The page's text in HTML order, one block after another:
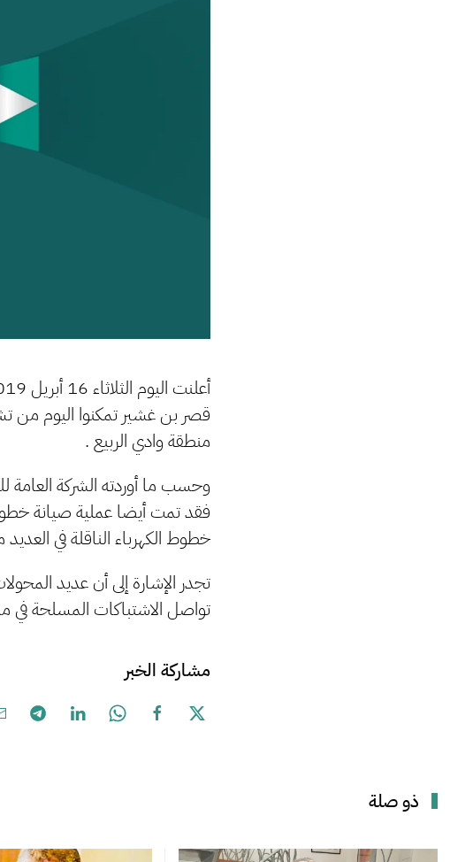
منطقة وادي الربيع .
وحسب ما أوردته الشركة العامة
خطوط الكهرباء الناقلة في
تجدر الإشارة إلى أن عديد
تواصل الاشتباكات المسلحة في
مشاركة الخبر
ذو صلة